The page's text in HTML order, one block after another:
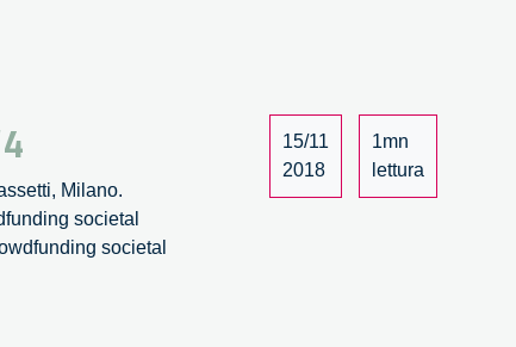
Milano.
societal
societal
15/11
2018
1mn
lettura